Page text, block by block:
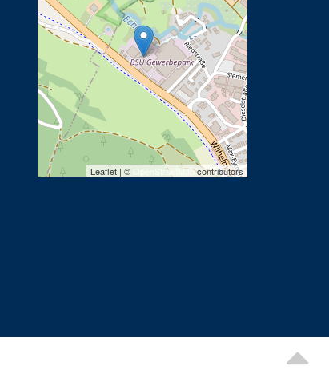
Leaflet | © OpenStreetMapcontributors